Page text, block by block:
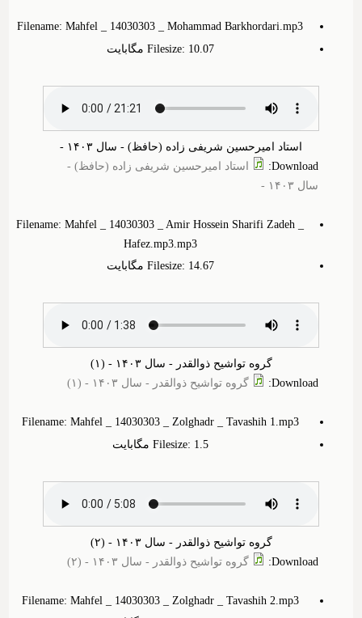
Filename: Mahfel _ 14030303 _ Mohammad Barkhordari.mp3
Filesize: 10.‎07 مگابایت
استاد امیرحسین شریفی زاده (حافظ) - سال ۱۴۰۳ -
Download
:
استاد امیرحسین شریفی زاده (حافظ) -
سال ۱۴۰۳ -
Filename: Mahfel _ 14030303 _ Amir Hossein Sharifi Zadeh _
Hafez.mp3.mp3
Filesize: 14.‎67 مگابایت
گروه تواشیح ذوالقدر - سال ۱۴۰۳ - (۱)
Download
: گروه تواشیح ذوالقدر - سال ۱۴۰۳ - (۱)
Filename: Mahfel _ 14030303 _ Zolghadr _ Tavashih 1.mp3
Filesize: 1.‎5 مگابایت
گروه تواشیح ذوالقدر - سال ۱۴۰۳ - (۲)
Download
: گروه تواشیح ذوالقدر - سال ۱۴۰۳ - (۲)
Filename: Mahfel _ 14030303 _ Zolghadr _ Tavashih 2.mp3